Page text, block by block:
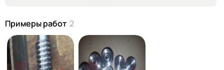
Примеры работ 2